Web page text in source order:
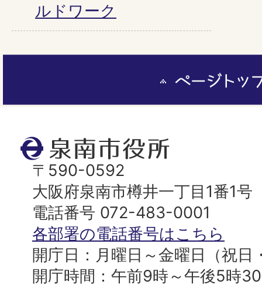
ルドワーク
泉
南
市
役
所
〒590-0592
大阪府泉南市樽井一丁目1番1号
電話番号 072-483-0001
各部署の電話番号はこちら
開庁日：月曜日～金曜日（祝日
開庁時間：午前9時～午後5時